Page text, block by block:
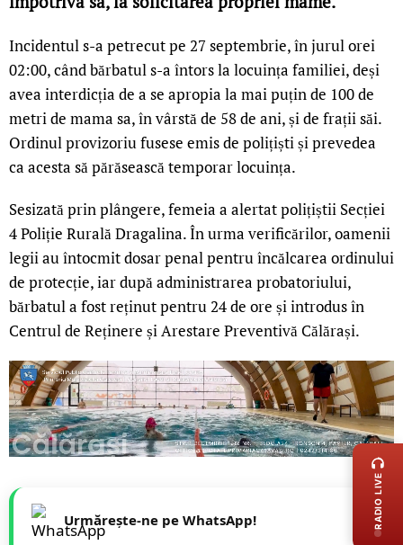
Incidentul s-a petrecut pe 27 septembrie, în jurul orei
02:00, când bărbatul s-a întors la locuința familiei, deși
avea interdicția de a se apropia la mai puțin de 100 de
metri de mama sa, în vârstă de 58 de ani, și de frații săi.
Ordinul provizoriu fusese emis de polițiști și prevedea
ca acesta să părăsească temporar locuința.
Sesizată prin plângere, femeia a alertat polițiștii Secției
4 Poliție Rurală Dragalina. În urma verificărilor, oamenii
legii au întocmit dosar penal pentru încălcarea ordinului
de protecție, iar după administrarea probatoriului,
bărbatul a fost reținut pentru 24 de ore și introdus în
Centrul de Reținere și Arestare Preventivă Călărași.
Urmărește-ne pe WhatsApp!
LIVE
RADIO LIVE